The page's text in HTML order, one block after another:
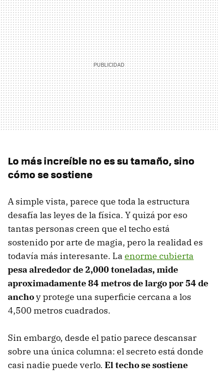
Lo más increíble no es su tamaño, sino
cómo se sostiene
A simple vista, parece que toda la estructura
desafía las leyes de la física. Y quizá por eso
tantas personas creen que el techo está
sostenido por arte de magia, pero la realidad es
todavía más interesante. La enorme cubierta
pesa alrededor de 2,000 toneladas, mide
aproximadamente 84 metros de largo por 54 de
anchoy protege una superficie cercana a los
4,500 metros cuadrados.
Sin embargo, desde el patio parece descansar
sobre una única columna: el secreto está donde
casi nadie puede verlo. El techo se sostiene